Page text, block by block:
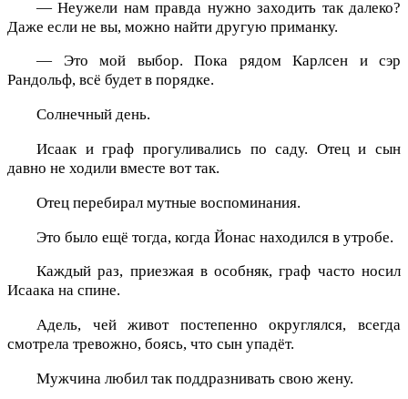
— Неужели нам правда нужно заходить так далеко?
Даже если не вы, можно найти другую приманку.
— Это мой выбор. Пока рядом Карлсен и сэр
Рандольф, всё будет в порядке.
Солнечный день.
Исаак и граф прогуливались по саду. Отец и сын
давно не ходили вместе вот так.
Отец перебирал мутные воспоминания.
Это было ещё тогда, когда Йонас находился в утробе.
Каждый раз, приезжая в особняк, граф часто носил
Исаака на спине.
Адель, чей живот постепенно округлялся, всегда
смотрела тревожно, боясь, что сын упадёт.
Мужчина любил так поддразнивать свою жену.